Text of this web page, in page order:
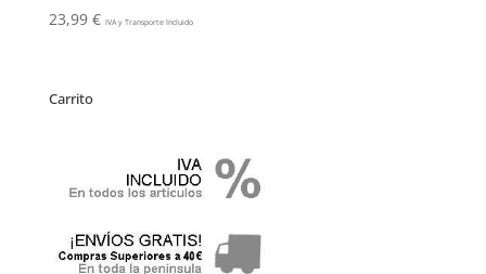
23,99 € IVA y Transporte Incluido
Carrito